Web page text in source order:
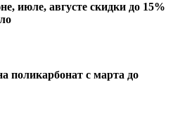
июле, августе скидки до 15%
поликарбонат с марта до